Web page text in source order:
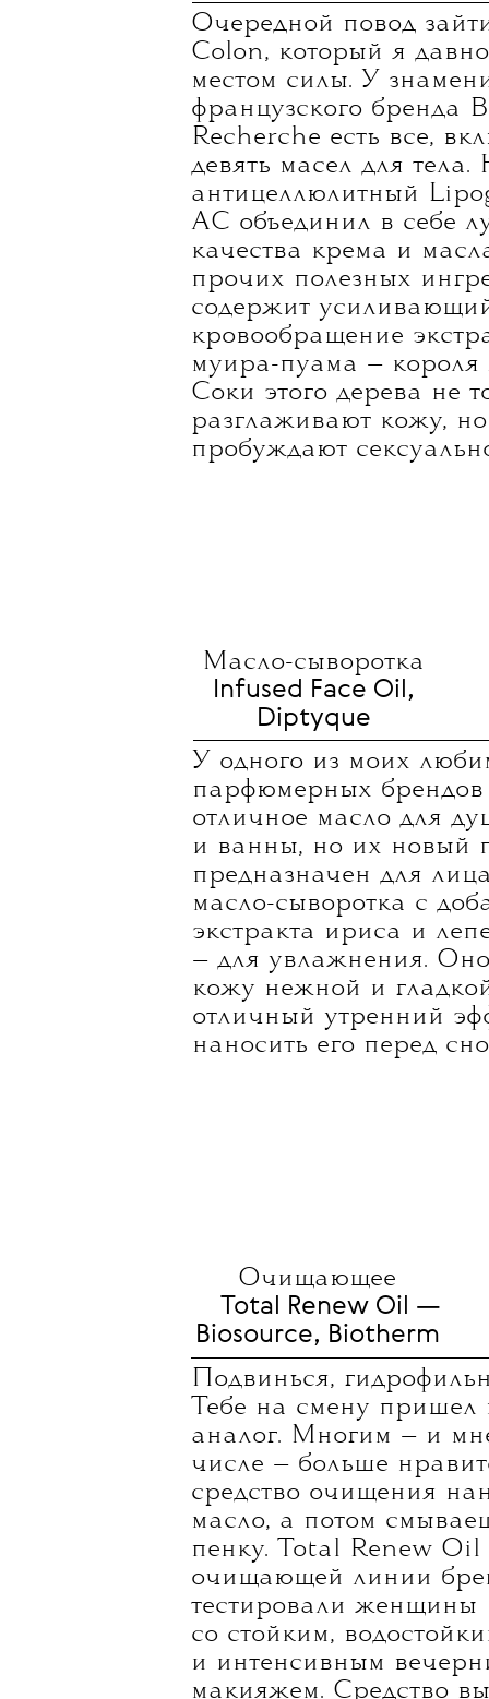
Очередной повод
Colon, который я
местом силы. У
французского бренда
Recherche есть все,
девять масел для
антицеллюлитный
AC объединил в себе
качества крема и
прочих полезных
содержит
кровообращение
муира-пуама — короля
Соки этого дерева не
разглаживают кожу,
пробуждают
Масло-сыворотка
Infused Face Oil,
Diptyque
У одного из моих
парфюмерных брендов
отличное масло для
и ванны, но их новый
предназначен для
масло-сыворотка с
экстракта ириса и
— для увлажнения. Оно
кожу нежной и
отличный утренний
наносить его перед
Очищающее
Total Renew Oil —
Biosource, Biotherm
Подвинься,
Тебе на смену пришел
аналог. Многим — и
числе — больше
средство очищения
масло, а потом
пенку. Total Renew Oil
очищающей линии
тестировали женщины
со стойким,
и интенсивным
макияжем. Средство